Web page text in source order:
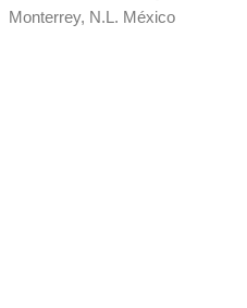
Monterrey, N.L. México